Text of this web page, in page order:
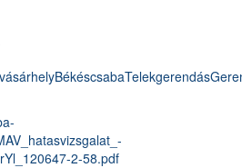
BékéscsabaTelekgerendás
2-58.pdf